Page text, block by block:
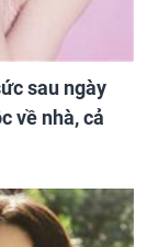
sau ngày
về nhà, cả